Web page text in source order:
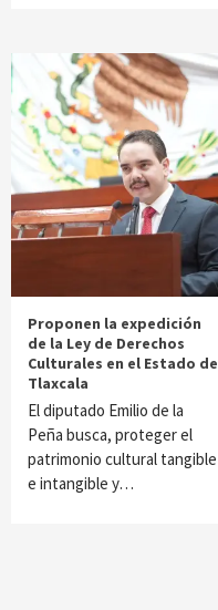
Proponen la expedición
de la Ley de Derechos
Culturales en el Estado de
Tlaxcala
El diputado Emilio de la
Peña busca, proteger el
patrimonio cultural tangible
e intangible y…